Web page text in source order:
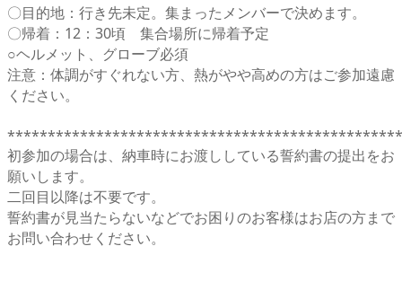
〇目的地：行き先未定。集まったメンバーで決めます。
〇帰着：12：30頃 集合場所に帰着予定
○ヘルメット、グローブ必須
注意：体調がすぐれない方、熱がやや高めの方はご参加遠慮
ください。
初参加の場合は、納車時にお渡ししている誓約書の提出をお
願いします。
二回目以降は不要です。
誓約書が見当たらないなどでお困りのお客様はお店の方まで
お問い合わせください。